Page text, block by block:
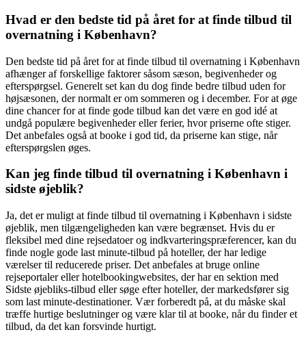
Hvad er den bedste tid på året for at finde tilbud til
overnatning i København?
Den bedste tid på året for at finde tilbud til overnatning i København
afhænger af forskellige faktorer såsom sæson, begivenheder og
efterspørgsel. Generelt set kan du dog finde bedre tilbud uden for
højsæsonen, der normalt er om sommeren og i december. For at øge
dine chancer for at finde gode tilbud kan det være en god idé at
undgå populære begivenheder eller ferier, hvor priserne ofte stiger.
Det anbefales også at booke i god tid, da priserne kan stige, når
efterspørgslen øges.
Kan jeg finde tilbud til overnatning i København i
sidste øjeblik?
Ja, det er muligt at finde tilbud til overnatning i København i sidste
øjeblik, men tilgængeligheden kan være begrænset. Hvis du er
fleksibel med dine rejsedatoer og indkvarteringspræferencer, kan du
finde nogle gode last minute-tilbud på hoteller, der har ledige
værelser til reducerede priser. Det anbefales at bruge online
rejseportaler eller hotelbookingwebsites, der har en sektion med
Sidste øjebliks-tilbud eller søge efter hoteller, der markedsfører sig
som last minute-destinationer. Vær forberedt på, at du måske skal
træffe hurtige beslutninger og være klar til at booke, når du finder et
tilbud, da det kan forsvinde hurtigt.